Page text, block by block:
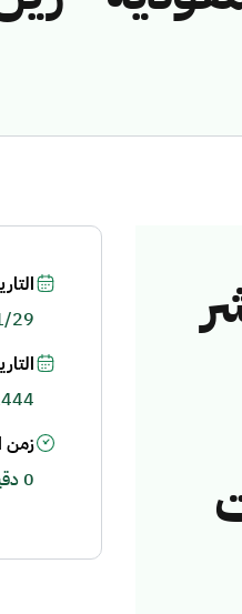
29
زمن
0 دقيقة